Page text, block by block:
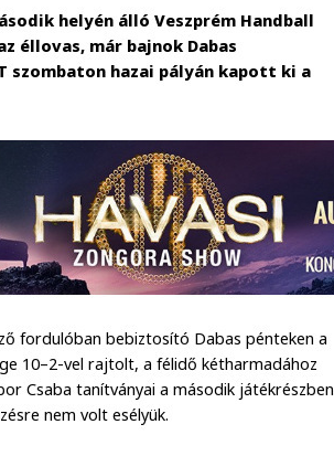
helyén álló Veszprém Handball
éllovas, már bajnok Dabas
szombaton hazai pályán kapott ki a
fordulóban bebiztosító Dabas pénteken a
10–2-vel rajtolt, a félidő kétharmadához
Csaba tanítványai a második játékrészben
nem volt esélyük.